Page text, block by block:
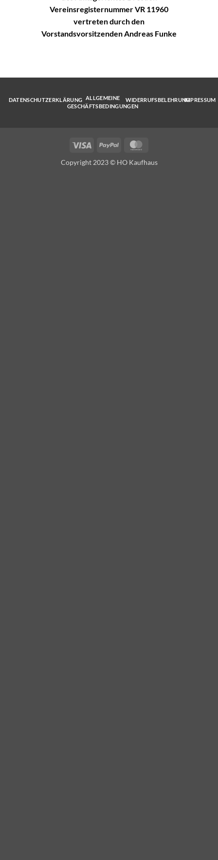
Vereinsregisternummer VR 11960
vertreten durch den
Vorstandsvorsitzenden Andreas Funke
DATENSCHUTZERKLÄRUNG ALLGEMEINE
GESCHÄFTSBEDINGUNGEN
WIDERRUFSBELEHRUNGIMPRESSUM
Visa PayPal
Copyright 2023 © HO Kaufhaus